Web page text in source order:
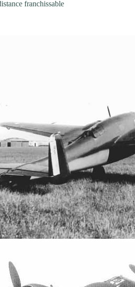
franchissable